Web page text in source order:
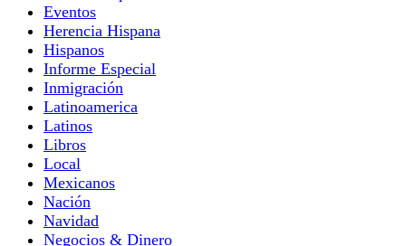
Eventos
Herencia Hispana
Hispanos
Informe Especial
Inmigración
Latinoamerica
Latinos
Libros
Local
Mexicanos
Nación
Navidad
Negocios & Dinero